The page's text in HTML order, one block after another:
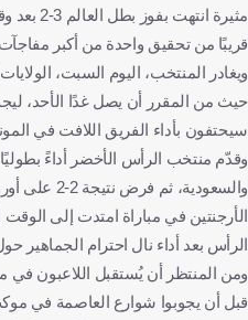
مثيرة
قريبًا من تحقيق واحدة من أكبر
ويغادر المنتخب، اليوم السبت،
حيث من المقرر أن يصل غدًا الأحد،
سيحتفون بأداء الفريق اللافت في
وقدّم منتخب الرأس الأخضر أداءً بطوليًا
والسعودية،
الأرجنتين في مباراة امتدت إلى
الرأس بعد أداء نال احترام الجماهير
ومن المنتظر أن يُستقبل اللاعبون
قبل أن يجوبوا شوارع العاصمة في